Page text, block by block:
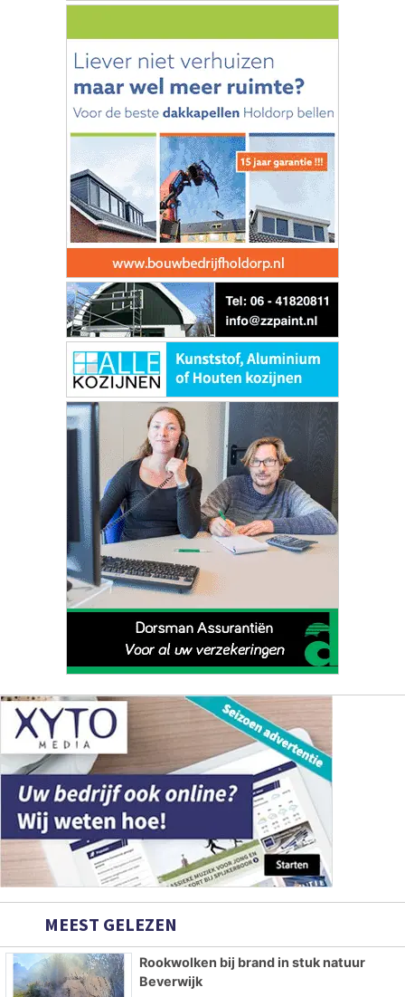
MEEST GELEZEN
Rookwolken bij brand in stuk natuur
Beverwijk